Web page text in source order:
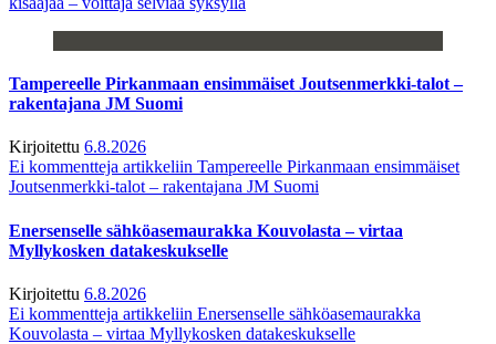
Tampereelle Pirkanmaan ensimmäiset Joutsenmerkki-talot –
rakentajana JM Suomi
Kirjoitettu 6.8.2026
Ei kommentteja artikkeliin Tampereelle Pirkanmaan ensimmäiset
Joutsenmerkki-talot – rakentajana JM Suomi
Enersenselle sähköasemaurakka Kouvolasta – virtaa
Myllykosken datakeskukselle
Kirjoitettu 6.8.2026
Ei kommentteja artikkeliin Enersenselle sähköasemaurakka
Kouvolasta – virtaa Myllykosken datakeskukselle